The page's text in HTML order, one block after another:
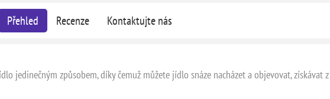
Přehled Recenze Kontaktujte nás
jedinečným způsobem, díky čemuž můžete jídlo snáze nacházet a objevovat, získávat